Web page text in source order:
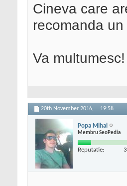
Cineva care
recomanda
Va multumesc!
20th November 2016, 19:58
Popa Mihai
Membru SeoPedia
Reputatie: